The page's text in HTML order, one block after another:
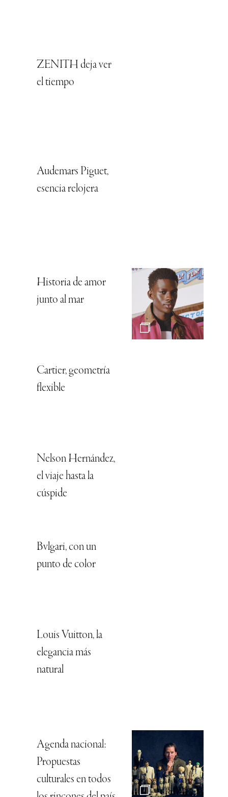
ZENITH deja ver
el tiempo
Audemars Piguet,
esencia relojera
Historia de amor
junto al mar
Cartier, geometría
flexible
Nelson Hernández,
el viaje hasta la
cúspide
Bvlgari, con un
punto de color
Louis Vuitton, la
elegancia más
natural
Agenda nacional:
Propuestas
culturales en todos